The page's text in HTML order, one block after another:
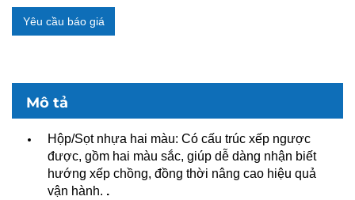
Yêu cầu báo giá
Mô tả
Hộp/Sọt nhựa hai màu: Có cấu trúc xếp ngược
được, gồm hai màu sắc, giúp dễ dàng nhận biết
hướng xếp chồng, đồng thời nâng cao hiệu quả
vận hành. .